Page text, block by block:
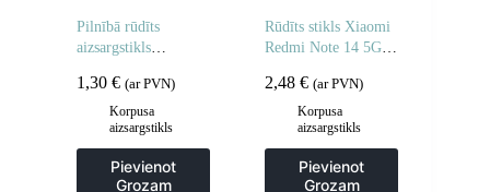
Pilnībā rūdīts
aizsargstikls
Edge pilnai kamerai
1,30 € (ar PVN)
Korpusa
aizsargstikls
Pievienot
Grozam
Rūdīts stikls Xiaomi
Redmi Note 14 5G /
līmējams rūdīts stikls
– 2 gab.
2,48€ (ar PVN)
Korpusa
aizsargstikls
Pievienot
Grozam